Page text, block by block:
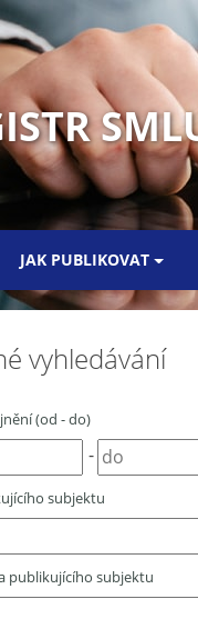
JAK PUBLIKOVAT
vyhledávání
(od - do)
-
subjektu
publikujícího subjektu